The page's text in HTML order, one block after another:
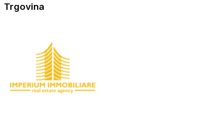
Trgovina